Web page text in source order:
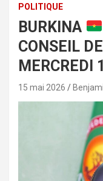
POLITIQUE
BURKINA
CONSEIL
MERCREDI
15 mai 2026